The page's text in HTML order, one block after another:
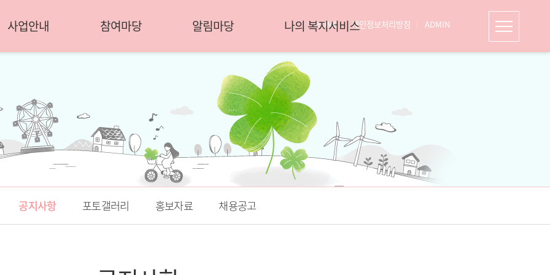
HOME 개인정보처리방침 ADMIN
사업안내 참여마당 알림마당 나의 복지서비스
공지사항 포토갤러리 홍보자료 채용공고